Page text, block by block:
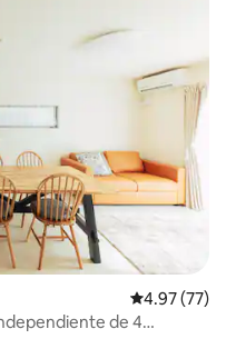
Calificación
4.97 (77)
de 4